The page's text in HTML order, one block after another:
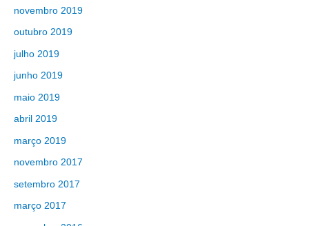
novembro 2019
outubro 2019
julho 2019
junho 2019
maio 2019
abril 2019
março 2019
novembro 2017
setembro 2017
março 2017